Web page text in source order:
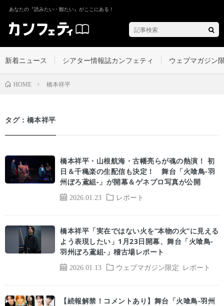
あなたの『読みたい・観たい』がここにある！
新着ニュース シアター情報誌カンフェティ ウェブマガジン
HOME 橋本祥平
タグ：橋本祥平
2026.01.23 レポート
橋本祥平・山根航海・古幡亮らが魂の熱演！ 初
日＆千穐楽の生配信も決定！ 舞台「火喰鳥-羽
州ぼろ鳶組-」が開幕＆ゲネプロ写真が公開
2026.01.13 ウェブマガジン限定 レポート
橋本祥平「実在ではない火を“本物の火”に見える
よう表現したい」1月23日開幕、舞台「火喰鳥-
羽州ぼろ鳶組-」稽古場レポート
【続報解禁！コメントあり】舞台「火喰鳥-羽州